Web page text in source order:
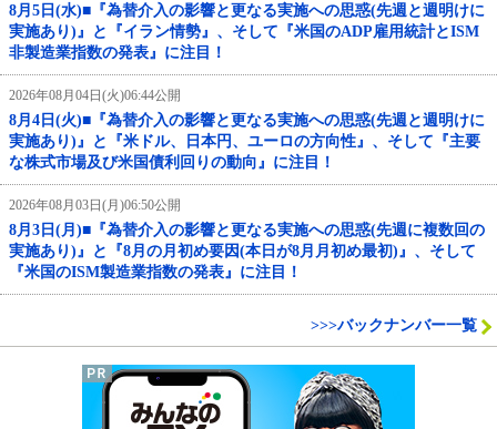
8月5日(水)■『為替介入の影響と更なる実施への思惑(先週と週明けに
実施あり)』と『イラン情勢』、そして『米国のADP雇用統計とISM
非製造業指数の発表』に注目！
2026年08月04日(火)06:44公開
8月4日(火)■『為替介入の影響と更なる実施への思惑(先週と週明けに
実施あり)』と『米ドル、日本円、ユーロの方向性』、そして『主要
な株式市場及び米国債利回りの動向』に注目！
2026年08月03日(月)06:50公開
8月3日(月)■『為替介入の影響と更なる実施への思惑(先週に複数回の
実施あり)』と『8月の月初め要因(本日が8月月初め最初)』、そして
『米国のISM製造業指数の発表』に注目！
>>>バックナンバー一覧